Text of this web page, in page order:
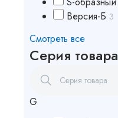
Версия-Б 3
Смотреть все
Серия товара
G